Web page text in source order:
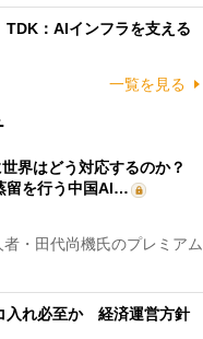
TDK：AIインフラを支える
一覧を見る
界はどう対応するのか？
留を行う中国AI…
・田代尚機氏のプレミアム
入れ必至か 経済運営方針